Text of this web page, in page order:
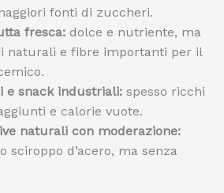
fonti di zuccheri.
fresca: dolce e nutriente, ma
naturali e fibre importanti per il
e snack industriali: spesso ricchi
e calorie vuote.
naturali con moderazione:
sciroppo d’acero, ma senza